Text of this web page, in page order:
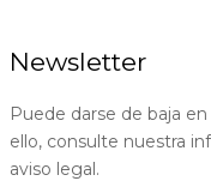
Newsletter
Puede darse de baja
ello, consulte nuestra
aviso legal.